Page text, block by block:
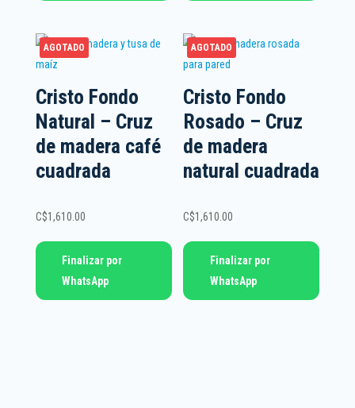
AGOTADO
Cristo Fondo
Natural – Cruz
de madera café
cuadrada
C$1,610.00
Finalizar por
WhatsApp
AGOTADO
Cristo Fondo
Rosado – Cruz
de madera
natural cuadrada
C$1,610.00
Finalizar por
WhatsApp